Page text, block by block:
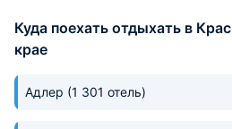
Куда поехать отдыхать в
крае
Адлер (1 301 отель)